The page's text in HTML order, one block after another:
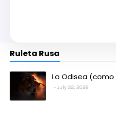
Ruleta Rusa
La Odisea
July 22, 2026